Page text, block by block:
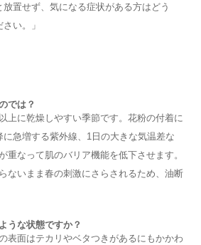
置せず、気になる症状がある方はどう
い。」
では？
上に乾燥しやすい季節です。花粉の付着に
急増する紫外線、1日の大きな気温差な
重なって肌のバリア機能を低下させます。
ないまま春の刺激にさらされるため、油断
うな状態ですか？
表面はテカリやベタつきがあるにもかかわ